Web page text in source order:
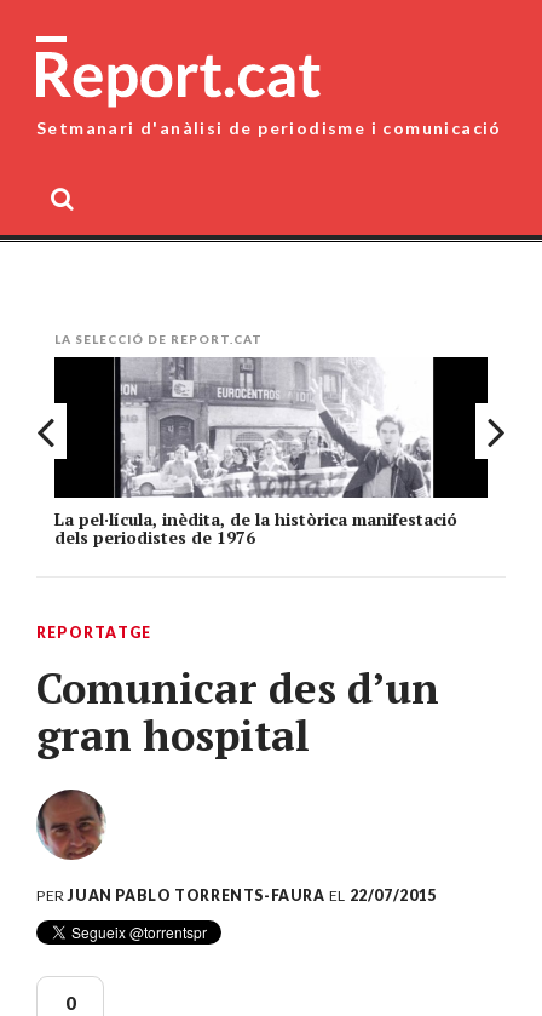
content
Setmanari d'anàlisi de periodisme i comunicació
LA SELECCIÓ DE REPORT.CAT
La pel·lícula, inèdita, de la històrica manifestació
dels periodistes de 1976
REPORTATGE
Comunicar des d’un
gran hospital
PERJUAN PABLO TORRENTS-FAURA EL 22/07/2015
0